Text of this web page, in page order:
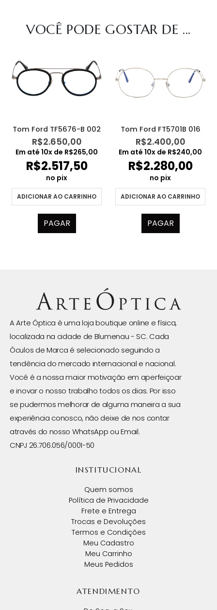
VOCÊ PODE GOSTAR DE ...
Tom Ford TF5676-B 002
R$2.650,00
Em até 10x de R$265,00
R$2.517,50
no pix
ADICIONAR AO CARRINHO
PAGAR
Tom Ford FT5701B 016
R$2.400,00
Em até 10x de R$240,00
R$2.280,00
no pix
ADICIONAR AO CARRINHO
PAGAR
A Arte Óptica é uma loja boutique online e física,
localizada na cidade de Blumenau - SC. Cada
Óculos de Marca é selecionado seguindo a
tendência do mercado internacional e nacional.
Você é a nossa maior motivação em aperfeiçoar
e inovar o nosso trabalho todos os dias. Por isso
se pudermos melhorar de alguma maneira a sua
experiência conosco, não deixe de nos contar
através do nosso WhatsApp ou Email.
CNPJ 26.706.056/0001-50
INSTITUCIONAL
Quem somos
Política de Privacidade
Frete e Entrega
Trocas e Devoluções
Termos e Condições
Meu Cadastro
Meu Carrinho
Meus Pedidos
ATENDIMENTO